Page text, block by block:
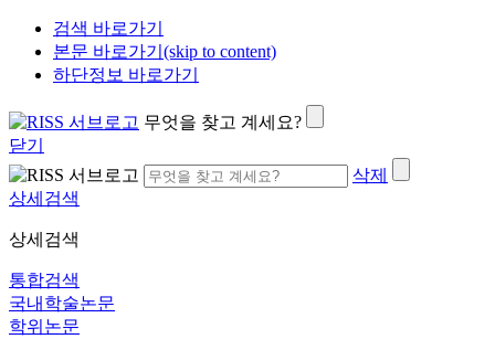
검색 바로가기
본문 바로가기(skip to content)
하단정보 바로가기
무엇을 찾고 계세요?
닫기
삭제
상세검색
상세검색
통합검색
국내학술논문
학위논문